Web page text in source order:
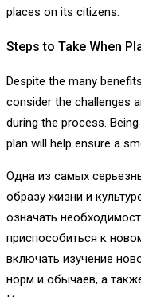
places on its citizens.
Steps to Take When
Despite the many
consider the challenges
during the process.
plan will help ensure a
Одна из самых
образу жизни и
означать
приспособиться к
включать изучение
норм и обычаев, а